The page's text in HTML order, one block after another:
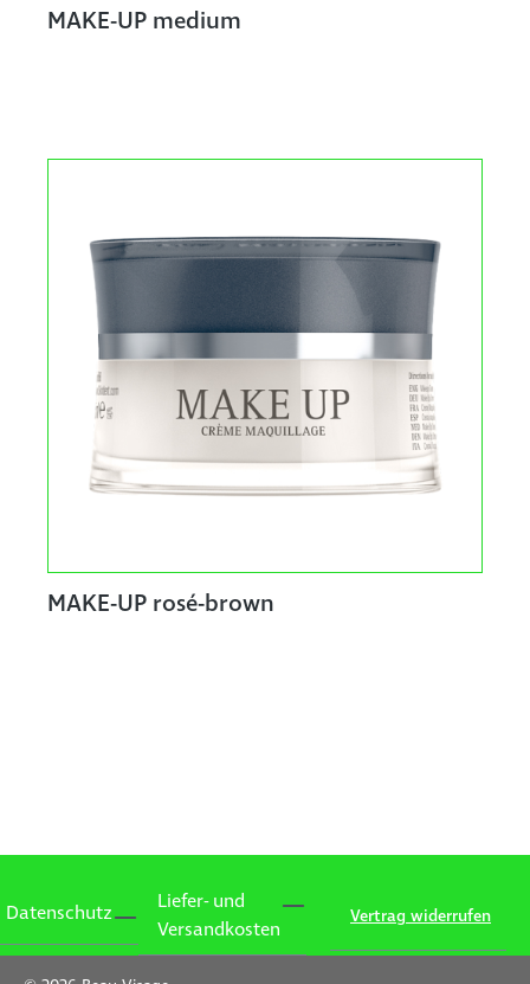
MAKE-UP medium
MAKE-UP rosé-brown
Datenschutz
Liefer- und
Versandkosten
Vertrag widerrufen